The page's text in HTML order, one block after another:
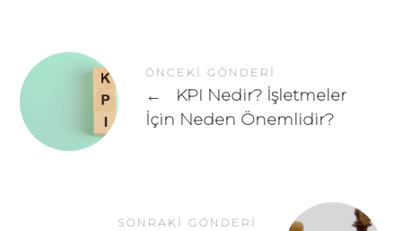
ÖNCEKI GÖNDERI
←
KPI Nedir? İşletmeler
İçin Neden Önemlidir?
SONRAKI GÖNDERI